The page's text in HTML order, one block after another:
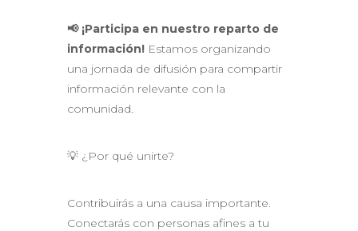
📢 ¡Participa en nuestro reparto de
información! Estamos organizando
una jornada de difusión para compartir
información relevante con la
comunidad.
💡 ¿Por qué unirte?
Contribuirás a una causa importante.
Conectarás con personas afines a tu